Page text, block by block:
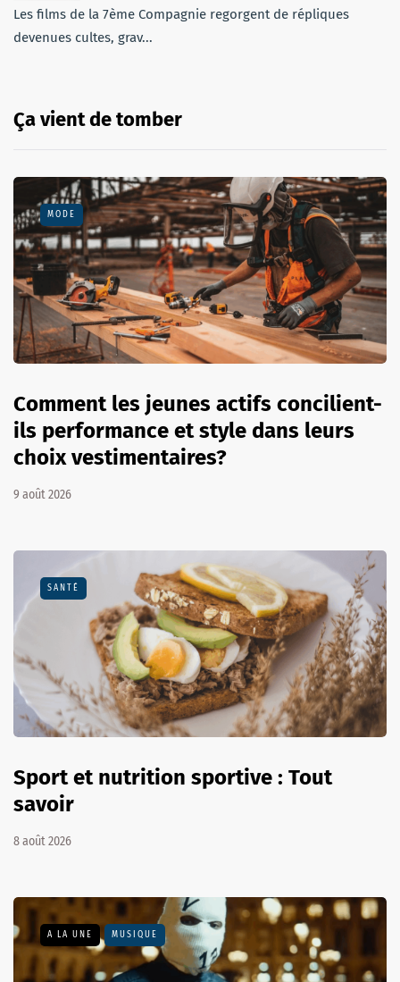
Les films de la 7ème Compagnie regorgent de répliques
devenues cultes, grav...
Ça vient de tomber
MODE
Comment les jeunes actifs concilient-
ils performance et style dans leurs
choix vestimentaires?
9 août 2026
SANTÉ
Sport et nutrition sportive : Tout
savoir
8 août 2026
A LA UNE MUSIQUE